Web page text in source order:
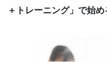
ビ＋トレーニング」で始